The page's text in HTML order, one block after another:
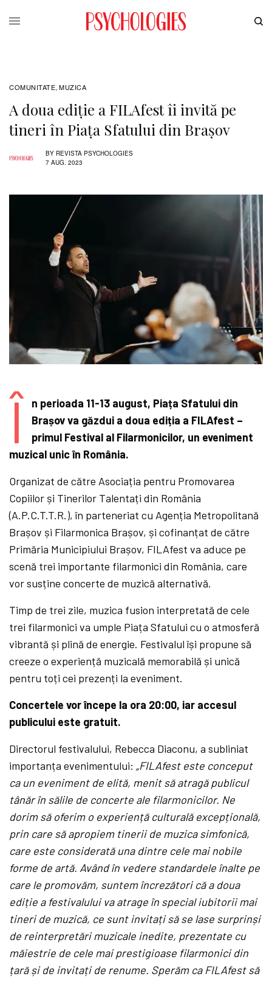
COMUNITATE, MUZICA
A doua ediție a FILAfest îi invită pe
tineri în Piața Sfatului din Brașov
BY REVISTA PSYCHOLOGIES
7 AUG. 2023
Î
n perioada 11-13 august, Piața Sfatului din
Brașov va găzdui a doua ediția a FILAfest –
primul Festival al Filarmonicilor, un eveniment
muzical unic în România.
Organizat de către Asociația pentru Promovarea
Copiilor și Tinerilor Talentați din România
(A.P.C.T.T.R.), în parteneriat cu Agenția Metropolitană
Brașov și Filarmonica Brașov, și cofinanțat de către
Primăria Municipiului Brașov, FILAfest va aduce pe
scenă trei importante filarmonici din România, care
vor susține concerte de muzică alternativă.
Timp de trei zile, muzica fusion interpretată de cele
trei filarmonici va umple Piața Sfatului cu o atmosferă
vibrantă și plină de energie. Festivalul își propune să
creeze o experiență muzicală memorabilă și unică
pentru toți cei prezenți la eveniment.
Concertele vor începe la ora 20:00, iar accesul
publicului este gratuit.
Directorul festivalului, Rebecca Diaconu, a subliniat
importanța evenimentului: „FILAfest este conceput
ca un eveniment de elită, menit să atragă publicul
tânăr în sălile de concerte ale filarmonicilor. Ne
dorim să oferim o experiență culturală excepțională,
prin care să apropiem tinerii de muzica simfonică,
care este considerată una dintre cele mai nobile
forme de artă. Având în vedere standardele înalte pe
care le promovăm, suntem încrezători că a doua
ediție a festivalului va atrage în special iubitorii mai
tineri de muzică, ce sunt invitați să se lase surprinși
de reinterpretări muzicale inedite, prezentate cu
măiestrie de cele mai prestigioase filarmonici din
țară și de invitați de renume. Sperăm ca FILAfest să